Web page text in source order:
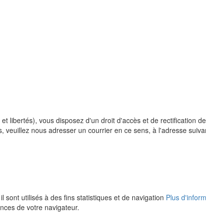
libertés), vous disposez d'un droit d'accès et de rectification
nous adresser un courrier en ce sens, à l'adresse
sont utilisés à des fins statistiques et de navigation Plus
de votre navigateur.